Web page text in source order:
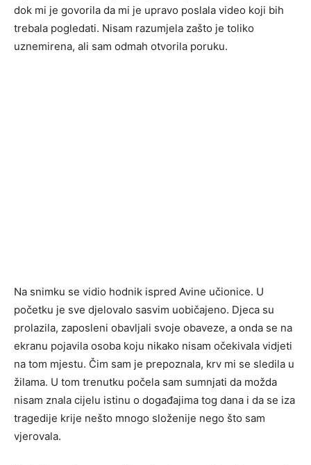
dok mi je govorila da mi je upravo poslala video koji bih
trebala pogledati. Nisam razumjela zašto je toliko
uznemirena, ali sam odmah otvorila poruku.
Na snimku se vidio hodnik ispred Avine učionice. U
početku je sve djelovalo sasvim uobičajeno. Djeca su
prolazila, zaposleni obavljali svoje obaveze, a onda se na
ekranu pojavila osoba koju nikako nisam očekivala vidjeti
na tom mjestu. Čim sam je prepoznala, krv mi se sledila u
žilama. U tom trenutku počela sam sumnjati da možda
nisam znala cijelu istinu o događajima tog dana i da se iza
tragedije krije nešto mnogo složenije nego što sam
vjerovala.